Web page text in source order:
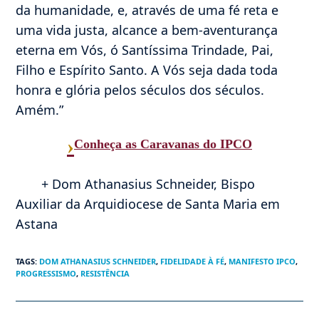
da humanidade, e, através de uma fé reta e
uma vida justa, alcance a bem-aventurança
eterna em Vós, ó Santíssima Trindade, Pai,
Filho e Espírito Santo. A Vós seja dada toda
honra e glória pelos séculos dos séculos.
Amém.”
›Conheça as Caravanas do IPCO
+ Dom Athanasius Schneider, Bispo
Auxiliar da Arquidiocese de Santa Maria em
Astana
TAGS: DOM ATHANASIUS SCHNEIDER, FIDELIDADE À FÉ, MANIFESTO IPCO,
PROGRESSISMO, RESISTÊNCIA